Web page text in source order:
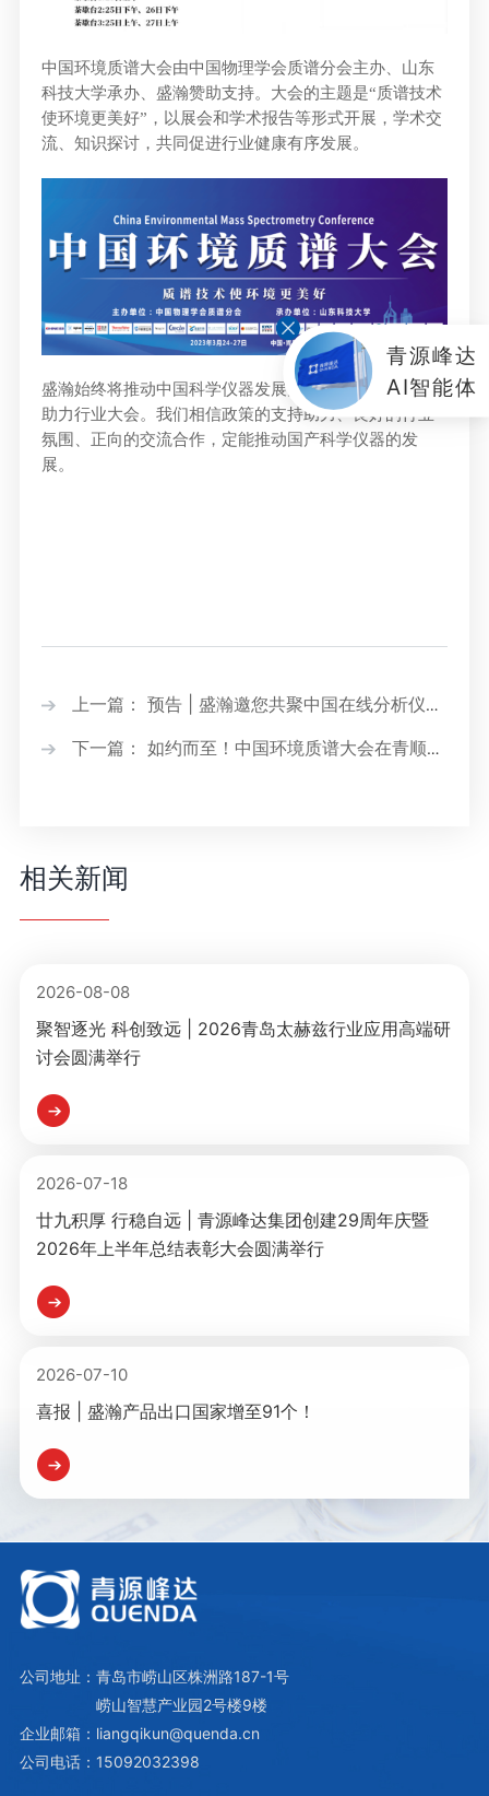
中国环境质谱大会由中国物理学会质谱分会主办、山东
科技大学承办、盛瀚赞助支持。大会的主题是“质谱技术
使环境更美好”，以展会和学术报告等形式开展，学术交
流、知识探讨，共同促进行业健康有序发展。
盛瀚始终将推动中国科学仪器发展为已任，积极推进、
助力行业大会。我们相信政策的支持助力、良好的行业
氛围、正向的交流合作，定能推动国产科学仪器的发
展。
上一篇： 预告 | 盛瀚邀您共聚中国在线分析仪器
行业盛会！
下一篇： 如约而至！中国环境质谱大会在青顺利
相关新闻
2026-08-08
聚智逐光 科创致远 | 2026青岛太赫兹行业应用高端研
讨会圆满举行
2026-07-18
廿九积厚 行稳自远 | 青源峰达集团创建29周年庆暨
2026年上半年总结表彰大会圆满举行
2026-07-10
喜报 | 盛瀚产品出口国家增至91个！
公司地址：青岛市崂山区株洲路187-1号
崂山智慧产业园2号楼9楼
企业邮箱：liangqikun@quenda.cn
公司电话：15092032398
青源峰达
AI智能体